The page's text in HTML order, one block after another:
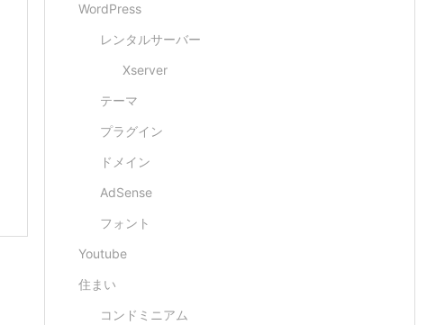
WordPress
レンタルサーバー
Xserver
テーマ
プラグイン
ドメイン
AdSense
フォント
Youtube
住まい
コンドミニアム